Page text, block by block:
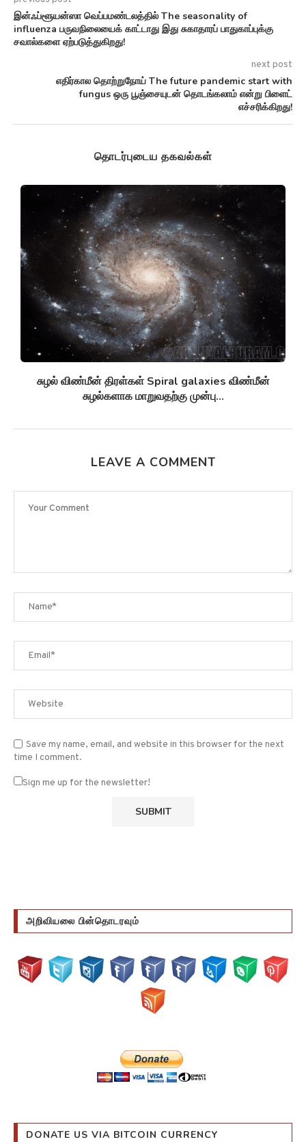
இன்ஃப்ளூயன்ஸா வெப்பமண்டலத்தில் The seasonality of
influenza பருவநிலையைக் காட்டாது இது சுகாதாரப் பாதுகாப்புக்கு
சவால்களை ஏற்படுத்துகிறது!
next post
எதிர்கால தொற்றுநோய் The future pandemic start with
fungus ஒரு பூஞ்சையுடன் தொடங்கலாம் என்று பிளைட்
எச்சரிக்கிறது!
தொடர்புடைய தகவல்கள்
சுழல் விண்மீன் திரள்கள் Spiral galaxies விண்மீன்
சுழல்களாக மாறுவதற்கு முன்பு...
LEAVE A COMMENT
Save my name, email, and website in this browser for the next
time I comment.
Sign me up for the newsletter!
அறிவியலை பின்தொடரவும்
DONATE US VIA BITCOIN CURRENCY